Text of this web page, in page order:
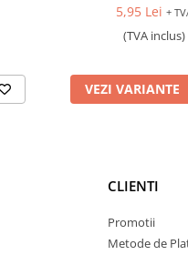
5,95 Lei +
(TVA inclus)
VEZI VARIANTE
CLIENTI
Promotii
Metode de